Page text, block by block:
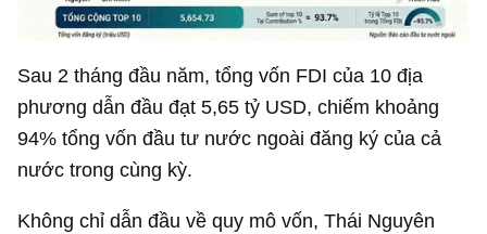
Sau 2 tháng đầu năm, tổng vốn FDI của 10 địa
phương dẫn đầu đạt5,65 tỷ USD, chiếm khoảng
94% tổng vốn đầu tư nước ngoài đăng ký của cả
nước trong cùng kỳ.
Không chỉ dẫn đầu về quy mô vốn, Thái Nguyên